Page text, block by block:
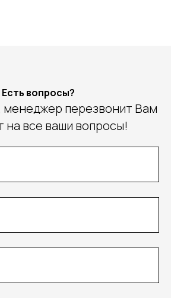
Есть вопросы?
менеджер перезвонит Вам
на все ваши вопросы!